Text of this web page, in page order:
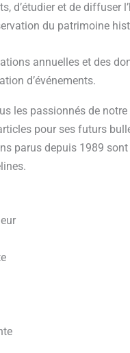
d’étudier et de diffuser
du patrimoine
annuelles et des
d’événements.
les passionnés de
pour ses futurs
parus depuis 1989